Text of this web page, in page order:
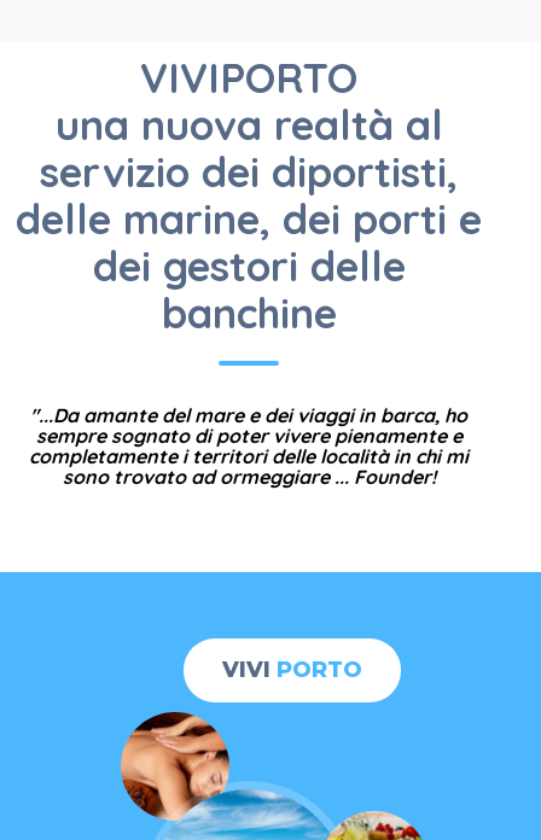
VIVIPORTO
una nuova realtà al
servizio dei diportisti,
delle marine, dei porti e
dei gestori delle
banchine
VIVIPORTO,
UNA NUOVA
REALTÀ AL
SERVIZIO
DIPORTISTI,
"...Da amante del mare e dei viaggi in barca, ho
sempre sognato di poter vivere pienamente e
completamente i territori delle località in chi mi
sono trovato ad ormeggiare ... Founder!
VIVI PORTO